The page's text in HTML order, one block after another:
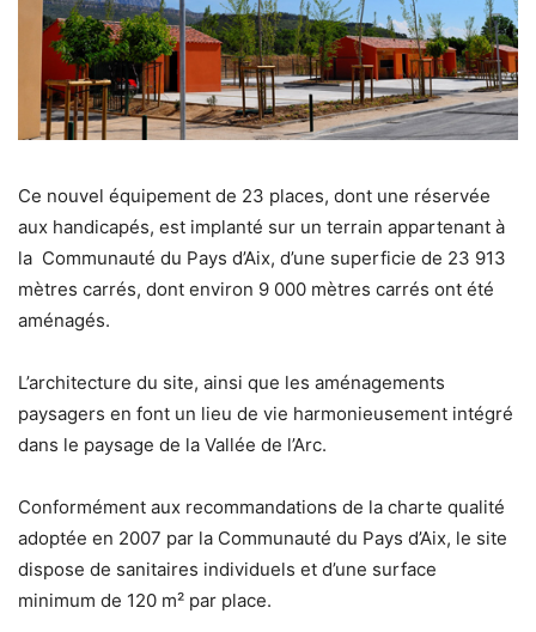
Ce nouvel équipement de 23 places, dont une réservée
aux handicapés, est implanté sur un terrain appartenant à
la Communauté du Pays d’Aix, d’une superficie de 23 913
mètres carrés, dont environ 9 000 mètres carrés ont été
aménagés.
L’architecture du site, ainsi que les aménagements
paysagers en font un lieu de vie harmonieusement intégré
dans le paysage de la Vallée de l’Arc.
Conformément aux recommandations de la charte qualité
adoptée en 2007 par la Communauté du Pays d’Aix, le site
dispose de sanitaires individuels et d’une surface
minimum de 120 m² par place.